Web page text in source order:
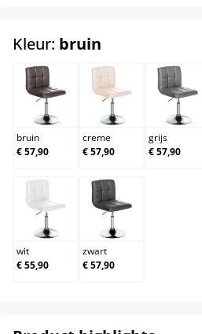
Kleur: bruin
bruin
bruin
€ 57,90
creme
creme
€ 57,90
grijs
grijs
€ 57,90
wit
wit
€ 55,90
zwart
zwart
€ 57,90